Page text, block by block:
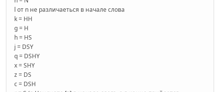
l от n не различаеться в начале слова
k = HH
g = H
h = HS
j = DSY
q = DSHY
x = SHY
z = DS
c = DSH